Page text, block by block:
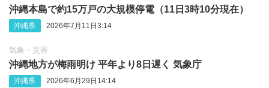
沖縄本島で約15万戸の大規模停電（11日3時10分現在）
沖縄県 2026年7月11日3:14
気象・災害
沖縄地方が梅雨明け 平年より8日遅く 気象庁
沖縄県 2026年6月29日14:14